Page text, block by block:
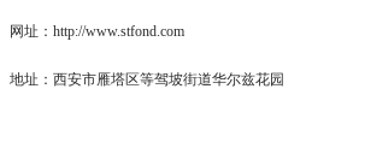
网址：http://www.stfond.com
地址：西安市雁塔区等驾坡街道华尔兹花园